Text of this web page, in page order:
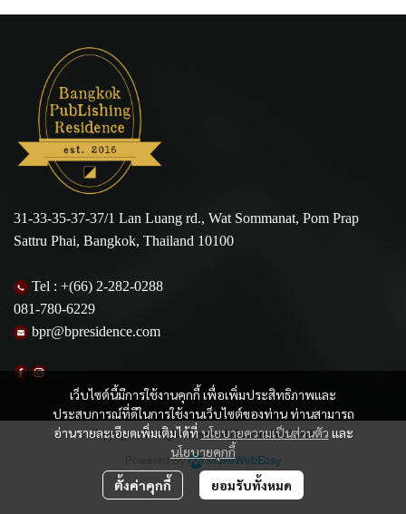
เว็บไซต์นี้มีการใช้งานคุกกี้ เพื่อเพิ่มประสิทธิภาพและ
ประสบการณ์ที่ดีในการใช้งานเว็บไซต์ของท่าน ท่านสามารถ
อ่านรายละเอียดเพิ่มเติมได้ที่นโยบายความเป็นส่วนตัว และ
นโยบายคุกกี้
ตั้งค่าคุกกี้ ยอมรับทั้งหมด
31-33-35-37-37/1 Lan Luang rd., Wat Sommanat, Pom Prap
Sattru Phai, Bangkok, Thailand 10100
Tel : +(66) 2-282-0288
081-780-6229
bpr@bpresidence.com
Copyright | All Rights Reserved | Powered by MWE
Powered By MakeWebEasy